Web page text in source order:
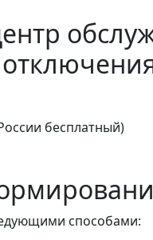
бесплатный)
способами: